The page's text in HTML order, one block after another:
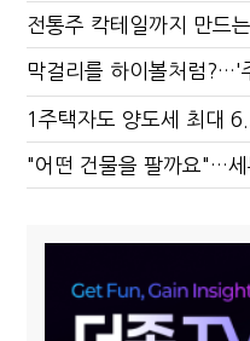
전통주 칵테일까지 만드